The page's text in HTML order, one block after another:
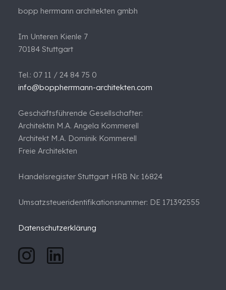
bopp herrmann architekten gmbh
Im Unteren Kienle 7
70184 Stuttgart
Tel.: 07 11 / 24 84 75 0
info@boppherrmann-architekten.com
Geschäftsführende Gesellschafter:
Architektin M.A. Angela Kommerell
Architekt M.A. Dominik Kommerell
Freie Architekten
Handelsregister Stuttgart HRB Nr. 16824
Umsatzsteueridentifikationsnummer: DE 171392555
Datenschutzerklärung